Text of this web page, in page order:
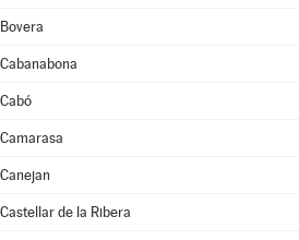
Bovera
Cabanabona
Cabó
Camarasa
Canejan
Castellar de la Ribera